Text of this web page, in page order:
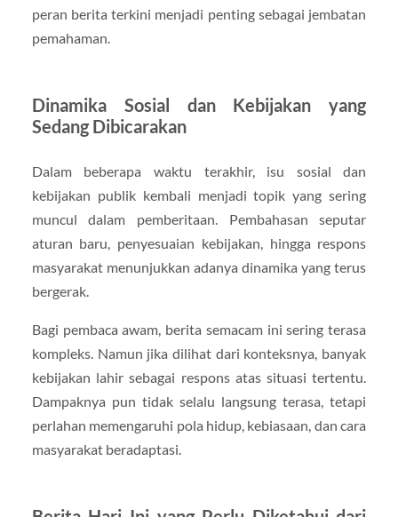
peran berita terkini menjadi penting sebagai jembatan
pemahaman.
Dinamika Sosial dan Kebijakan yang
Sedang Dibicarakan
Dalam beberapa waktu terakhir, isu sosial dan
kebijakan publik kembali menjadi topik yang sering
muncul dalam pemberitaan. Pembahasan seputar
aturan baru, penyesuaian kebijakan, hingga respons
masyarakat menunjukkan adanya dinamika yang terus
bergerak.
Bagi pembaca awam, berita semacam ini sering terasa
kompleks. Namun jika dilihat dari konteksnya, banyak
kebijakan lahir sebagai respons atas situasi tertentu.
Dampaknya pun tidak selalu langsung terasa, tetapi
perlahan memengaruhi pola hidup, kebiasaan, dan cara
masyarakat beradaptasi.